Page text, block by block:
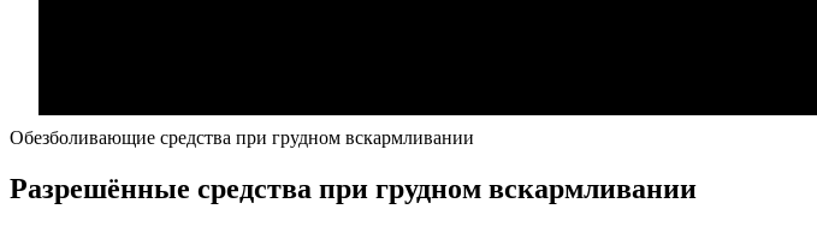
Обезболивающие средства при грудном вскармливании
Разрешённые средства при грудном вскармливании